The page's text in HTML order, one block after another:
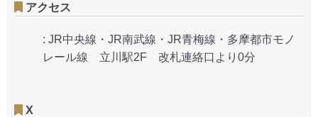
アクセス
: JR中央線・JR南武線・JR青梅線・多摩都市モノ
レール線 立川駅2F 改札連絡口より0分
X